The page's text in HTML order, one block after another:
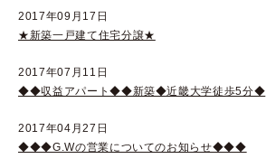
2017年09月17日
★新築一戸建て住宅分譲★
2017年07月11日
◆◆収益アパート◆◆新築◆近畿大学徒歩5分◆
2017年04月27日
◆◆◆G.Wの営業についてのお知らせ◆◆◆